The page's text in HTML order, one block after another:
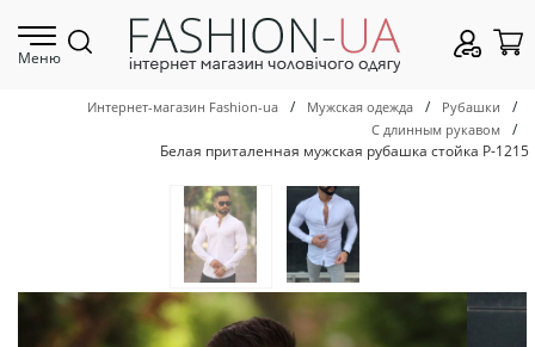
Меню
Интернет-магазин Fashion-ua / Мужская одежда / Рубашки /
С длинным рукавом
/
Белая приталенная мужская рубашка стойка Р-1215